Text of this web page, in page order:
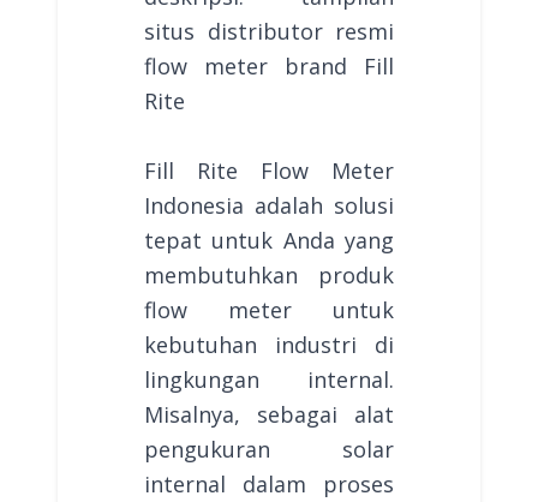
situs distributor resmi
flow meter brand Fill
Rite
Fill Rite Flow Meter
Indonesia adalah solusi
tepat untuk Anda yang
membutuhkan produk
flow meter untuk
kebutuhan industri di
lingkungan internal.
Misalnya, sebagai alat
pengukuran solar
internal dalam proses